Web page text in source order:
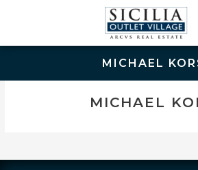
MICHAEL
MICHAEL